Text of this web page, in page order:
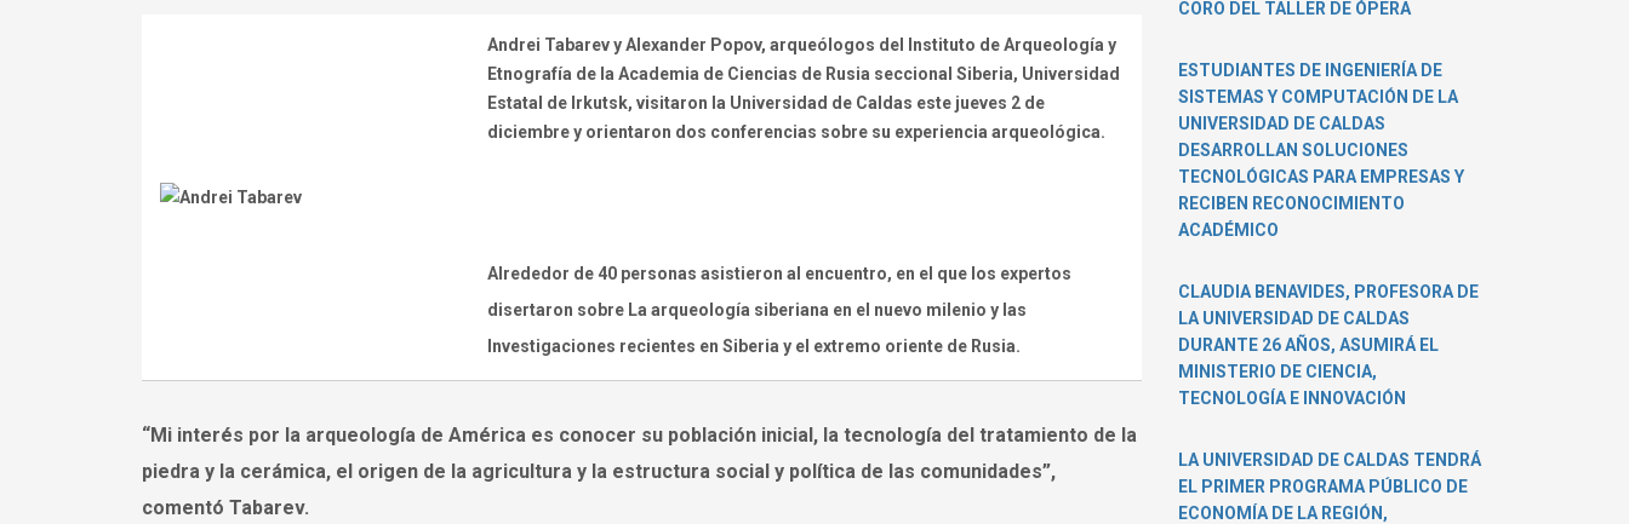
Irkutsk
Caldas
Andrei Tabarev y Alexander Popov, arqueólogos del Instituto de Arqueología y
Etnografía de la Academia de Ciencias de Rusia seccional Siberia, Universidad
Estatal de Irkutsk, visitaron la Universidad de Caldas este jueves 2 de
diciembre y orientaron dos conferencias sobre su experiencia arqueológica.
Alrededor de 40 personas asistieron al encuentro, en el que los expertos
disertaron sobre La arqueología siberiana en el nuevo milenio y las
Investigaciones recientes en Siberia y el extremo oriente de Rusia.
“Mi interés por la arqueología de América es conocer su población inicial, la tecnología del tratamiento de la
piedra y la cerámica, el origen de la agricultura y la estructura social y política de las comunidades”,
comentó Tabarev.
CORO DEL TALLER DE ÓPERA
ESTUDIANTES DE INGENIERÍA DE
SISTEMAS Y COMPUTACIÓN DE LA
UNIVERSIDAD DE CALDAS
DESARROLLAN SOLUCIONES
TECNOLÓGICAS PARA EMPRESAS Y
RECIBEN RECONOCIMIENTO
ACADÉMICO
CLAUDIA BENAVIDES, PROFESORA DE
LA UNIVERSIDAD DE CALDAS
DURANTE 26 AÑOS, ASUMIRÁ EL
MINISTERIO DE CIENCIA,
TECNOLOGÍA E INNOVACIÓN
LA UNIVERSIDAD DE CALDAS TENDRÁ
EL PRIMER PROGRAMA PÚBLICO DE
ECONOMÍA DE LA REGIÓN,